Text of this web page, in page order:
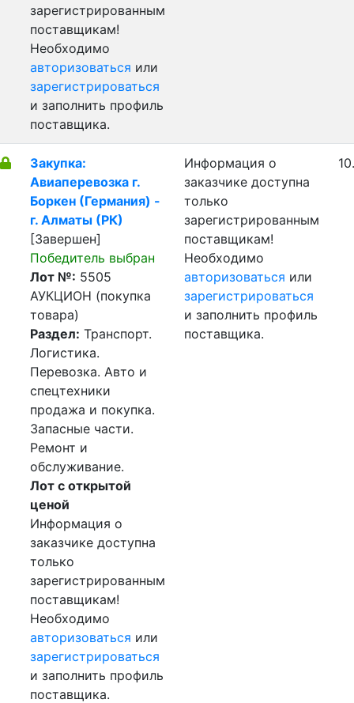
зарегистрированным
поставщикам!
Необходимо
авторизоваться или
зарегистрироваться
и заполнить профиль
поставщика.
Закупка:
Авиаперевозка г.
Боркен (Германия) -
г. Алматы (РК)
[Завершен]
Победитель выбран
Лот №: 5505
АУКЦИОН (покупка
товара)
Раздел: Транспорт.
Логистика.
Перевозка. Авто и
спецтехники
продажа и покупка.
Запасные части.
Ремонт и
обслуживание.
Лот с открытой
ценой
Информация о
заказчике доступна
только
зарегистрированным
поставщикам!
Необходимо
авторизоваться или
зарегистрироваться
и заполнить профиль
поставщика.
Информация о
заказчике доступна
только
зарегистрированным
поставщикам!
Необходимо
авторизоваться или
зарегистрироваться
и заполнить профиль
поставщика.